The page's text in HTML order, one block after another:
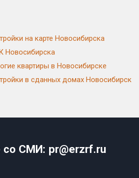
на карте Новосибирска
Новосибирска
квартиры в Новосибирске
в сданных домах Новосибирск
со СМИ: pr@erzrf.ru